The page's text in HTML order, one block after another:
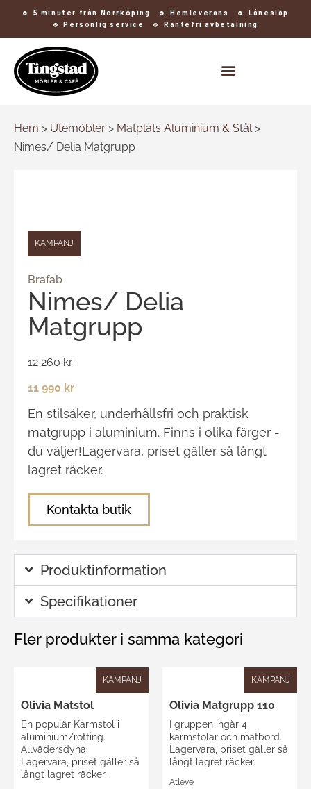
5 minuter från Norrköping Hemleverans
Lånesläp
Personlig service
Räntefri avbetalning
Hem > Utemöbler > Matplats Aluminium & Stål>
Nimes/ Delia Matgrupp
KAMPANJ
Brafab
Nimes/ Delia
Matgrupp
12 260 kr
11 990 kr
En stilsäker, underhållsfri och praktisk
matgrupp i aluminium. Finns i olika färger -
du väljer!Lagervara, priset gäller så långt
lagret räcker.
Kontakta butik
Produktinformation
Specifikationer
Fler produkter i samma kategori
KAMPANJ
Olivia Matstol
En populär Karmstol i
aluminium/rotting.
Allvädersdyna.
Lagervara, priset gäller så
långt lagret räcker.
KAMPANJ
Olivia Matgrupp 110
I gruppen ingår 4
karmstolar och matbord.
Lagervara, priset gäller så
långt lagret räcker.
Atleve